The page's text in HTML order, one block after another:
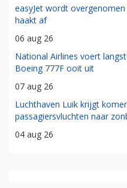
easyJet wordt
haakt af
06 aug 26
National Airlines voert
Boeing 777F ooit uit
07 aug 26
Luchthaven Luik krijgt
passagiersvluchten naar
04 aug 26